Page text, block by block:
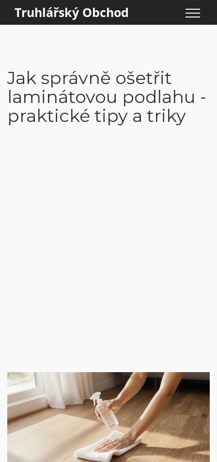
Truhlářský Obchod
Jak správně ošetřit
laminátovou podlahu -
praktické tipy a triky